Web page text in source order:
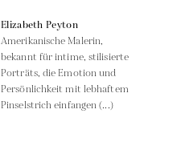
Elizabeth Peyton
Amerikanische Malerin,
bekannt für intime, stilisierte
Porträts, die Emotion und
Persönlichkeit mit lebhaftem
Pinselstrich einfangen (...)